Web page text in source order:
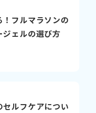
フルマラソンの
ジェルの選び方
セルフケアについ